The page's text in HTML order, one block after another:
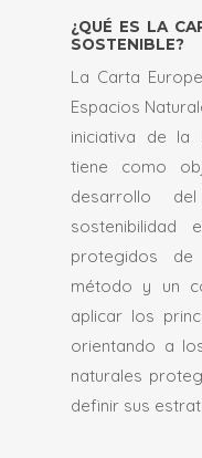
¿QUÉ ES LA
SOSTENIBLE?
La Carta
Espacios
iniciativa de la
tiene como
desarrollo
sostenibilidad
protegidos
método y un
aplicar los
orientando a
naturales
definir sus